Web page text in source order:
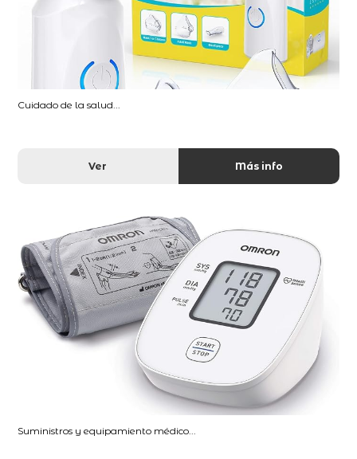
Cuidado de la salud...
Ver Más info
Suministros y equipamiento médico...